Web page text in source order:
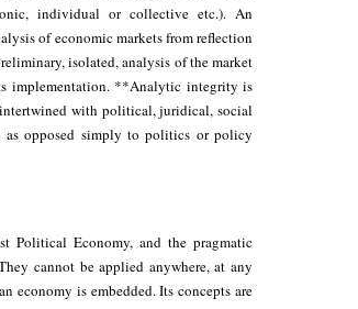
individual or collective etc.). An
of economic markets from reflection
isolated, analysis of the market
implementation. **Analytic integrity is
with political, juridical, social
opposed simply to politics or policy
Political Economy, and the pragmatic
cannot be applied anywhere, at any
economy is embedded. Its concepts are